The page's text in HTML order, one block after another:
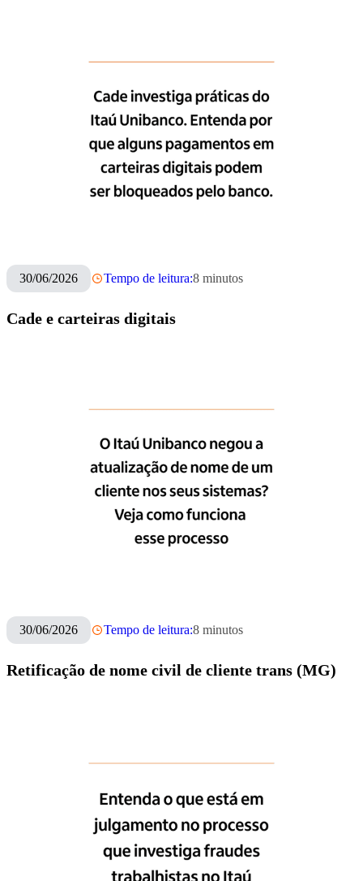
30/06/2026 Tempo de leitura:8 minutos
Cade e carteiras digitais
30/06/2026 Tempo de leitura:8 minutos
Retificação de nome civil de cliente trans (MG)